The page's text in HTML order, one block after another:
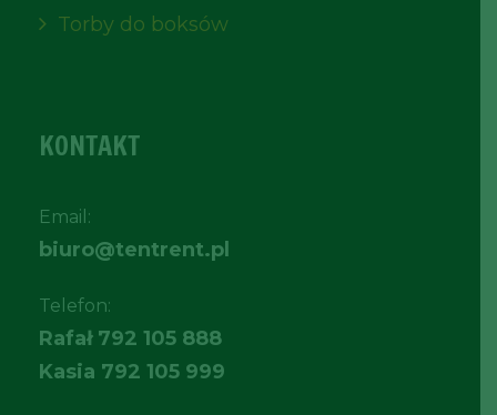
Torby do boksów
KONTAKT
Email:
biuro@tentrent.pl
Telefon:
Rafał 792 105 888
Kasia 792 105 999